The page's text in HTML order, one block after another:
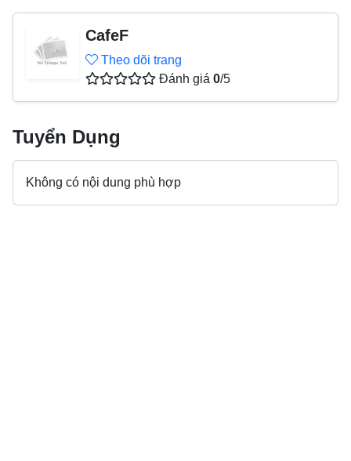
CafeF
Theo dõi trang
Đánh giá 0/5
Tuyển Dụng
Không có nội dung phù hợp